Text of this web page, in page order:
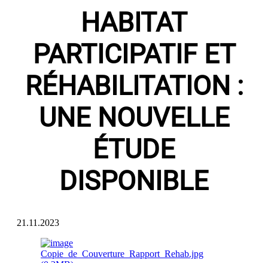
HABITAT
PARTICIPATIF ET
RÉHABILITATION :
UNE NOUVELLE
ÉTUDE
DISPONIBLE
21.11.2023